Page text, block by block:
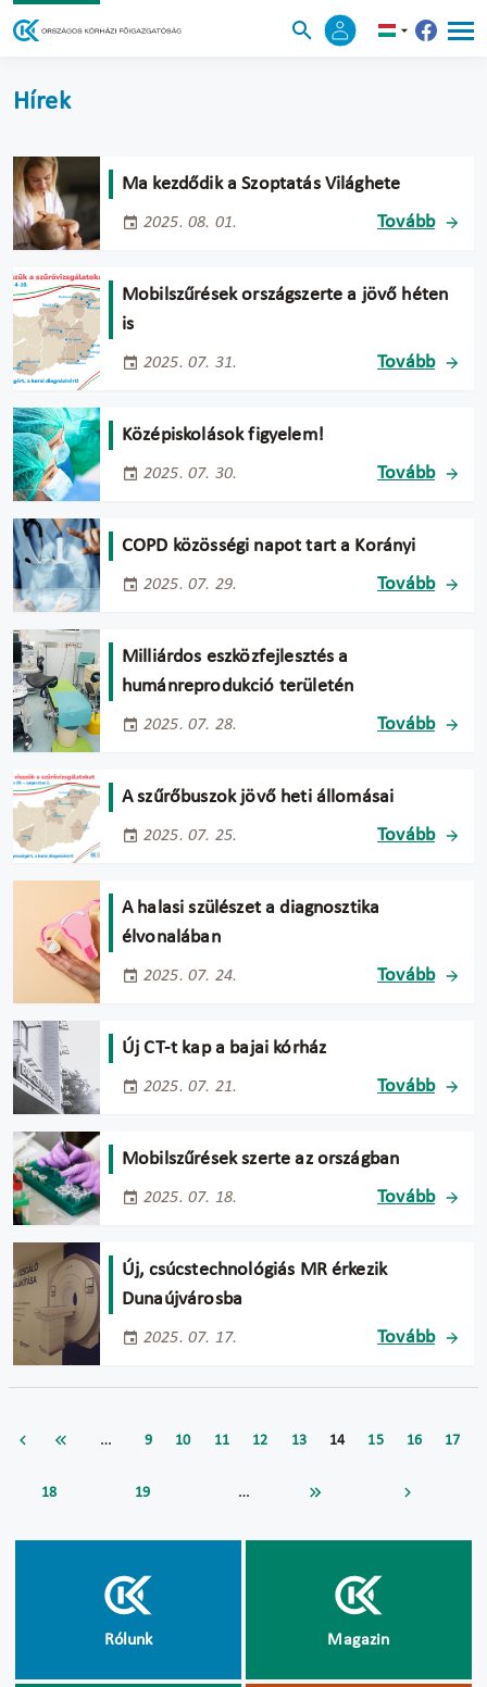
Hírek
Ma kezdődik a Szoptatás Világhete
2025. 08. 01. Tovább
Mobilszűrések országszerte a jövő héten
is
2025. 07. 31. Tovább
Középiskolások figyelem!
2025. 07. 30. Tovább
COPD közösségi napot tart a Korányi
2025. 07. 29. Tovább
Milliárdos eszközfejlesztés a
humánreprodukció területén
2025. 07. 28. Tovább
A szűrőbuszok jövő heti állomásai
2025. 07. 25. Tovább
A halasi szülészet a diagnosztika
élvonalában
2025. 07. 24. Tovább
Új CT-t kap a bajai kórház
2025. 07. 21. Tovább
Mobilszűrések szerte az országban
2025. 07. 18. Tovább
Új, csúcstechnológiás MR érkezik
Dunaújvárosba
2025. 07. 17. Tovább
… 9 10 11 12 13 14 15 16 17
18 19 …
Rólunk Magazin